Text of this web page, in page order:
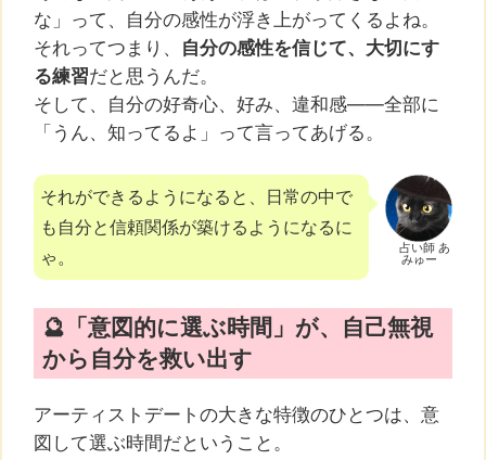
な」って、自分の感性が浮き上がってくるよね。
それってつまり、
自分の感性を信じて、大切にす
る練習だと思うんだ。
そして、自分の好奇心、好み、違和感――全部に
「うん、知ってるよ」って言ってあげる。
占い師 あ
みゅー
それができるようになると、日常の中で
も自分と信頼関係が築けるようになるに
ゃ。
🔮「意図的に選ぶ時間」が、自己無視
から自分を救い出す
アーティストデートの大きな特徴のひとつは、意
図して選ぶ時間だということ。